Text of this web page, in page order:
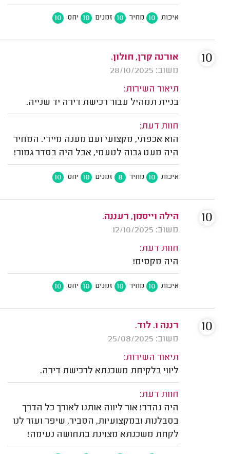
איכות 10 מחיר 10 זמנים 10 יחס 10
אורנה קרן, חולון.
משוב: 28/10/2025
תיאור השירות:
בניית תמהיל עבור רכישת דירה יד שנייה.
חוות דעת:
הוא אכפתי, מקצועי ועם מענה מיידי. המחיר
היה מעט גבוה לטעמי, אבל היה בסדר גמור!
איכות 10 מחיר 8 זמנים 10 יחס 10
10
הילה וייסמן, רעננה.
משוב: 12/10/2025
חוות דעת:
היה מקסים!
איכות 10 מחיר 10 זמנים 10 יחס 10
10
רננה ו. לוד.
משוב: 25/08/2025
תיאור השירות:
ליווי בלקיחת משכנתא לרכישת דירה.
חוות דעת:
היה נהדר! אור ליווה אותנו לאורך כל הדרך
בסבלנות ובמקצועיות, הסביר, שיפר ועזר לנו
לקחת משכנתא מצוינת בתחושה נעימה!
10